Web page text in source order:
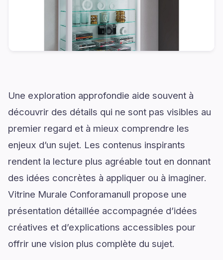
Une exploration approfondie aide souvent à
découvrir des détails qui ne sont pas visibles au
premier regard et à mieux comprendre les
enjeux d’un sujet. Les contenus inspirants
rendent la lecture plus agréable tout en donnant
des idées concrètes à appliquer ou à imaginer.
Vitrine Murale Conforamanull propose une
présentation détaillée accompagnée d’idées
créatives et d’explications accessibles pour
offrir une vision plus complète du sujet.